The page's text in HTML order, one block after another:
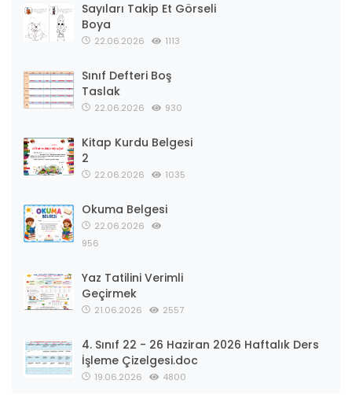
Sayıları Takip Et Görseli
Boya
22.06.2026 1113
Sınıf Defteri Boş
Taslak
22.06.2026 930
Kitap Kurdu Belgesi
2
22.06.2026 1035
Okuma Belgesi
22.06.2026
956
Yaz Tatilini Verimli
Geçirmek
21.06.2026 2557
4. Sınıf 22 - 26 Haziran 2026 Haftalık Ders
İşleme Çizelgesi.doc
19.06.2026 4800